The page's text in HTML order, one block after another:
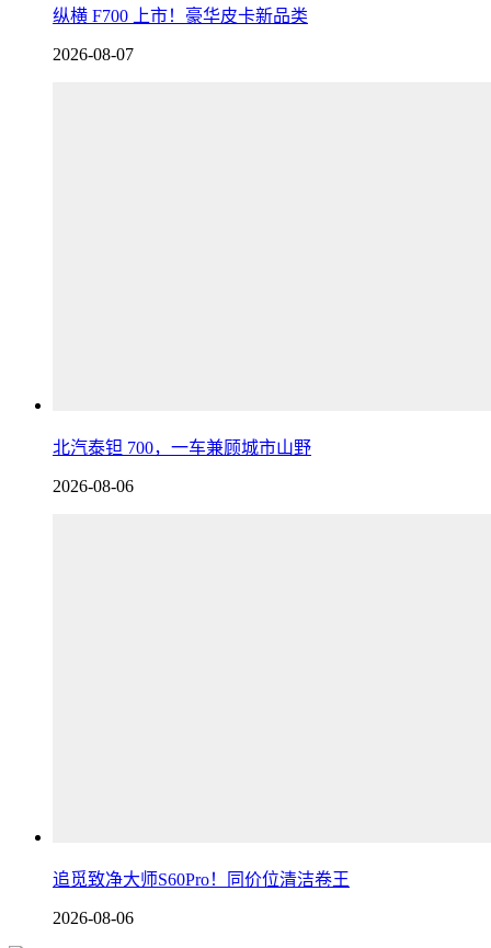
纵横 F700 上市！豪华皮卡新品类
2026-08-07
北汽泰钽 700，一车兼顾城市山野
2026-08-06
追觅致净大师S60Pro！同价位清洁卷王
2026-08-06